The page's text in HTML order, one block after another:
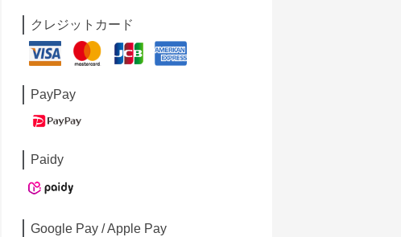
クレジットカード
PayPay
Paidy
Google Pay / Apple Pay